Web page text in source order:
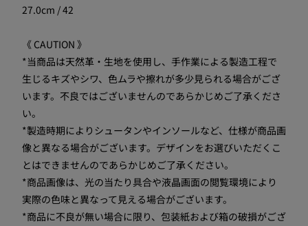
27.0cm / 42
《 CAUTION 》
*当商品は天然革・生地を使用し、手作業による製造工程で
生じるキズやシワ、色ムラや擦れが多少見られる場合がござ
います。不良ではございませんのであらかじめご了承くださ
い。
*製造時期によりシュータンやインソールなど、仕様が商品画
像と異なる場合がございます。デザインをお選びいただくこ
とはできませんのであらかじめご了承ください。
*商品画像は、光の当たり具合や液晶画面の閲覧環境により
実際の色味と異なって見える場合がございます。
*商品に不良が無い場合に限り、包装紙および箱の破損がござ